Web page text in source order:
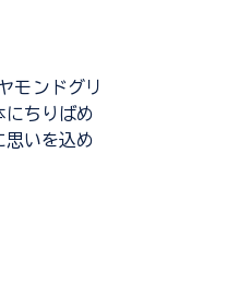
モンドグリ
にちりばめ
思いを込め